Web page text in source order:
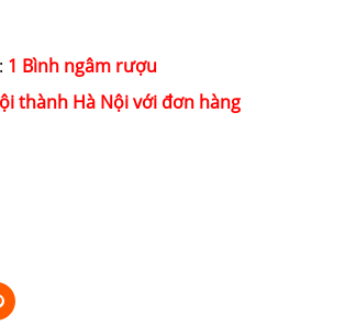
1 Bình ngâm rượu
thành Hà Nội với đơn hàng